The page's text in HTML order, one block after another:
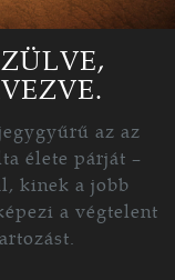
az az
élete párját –
kinek a jobb
a végtelent